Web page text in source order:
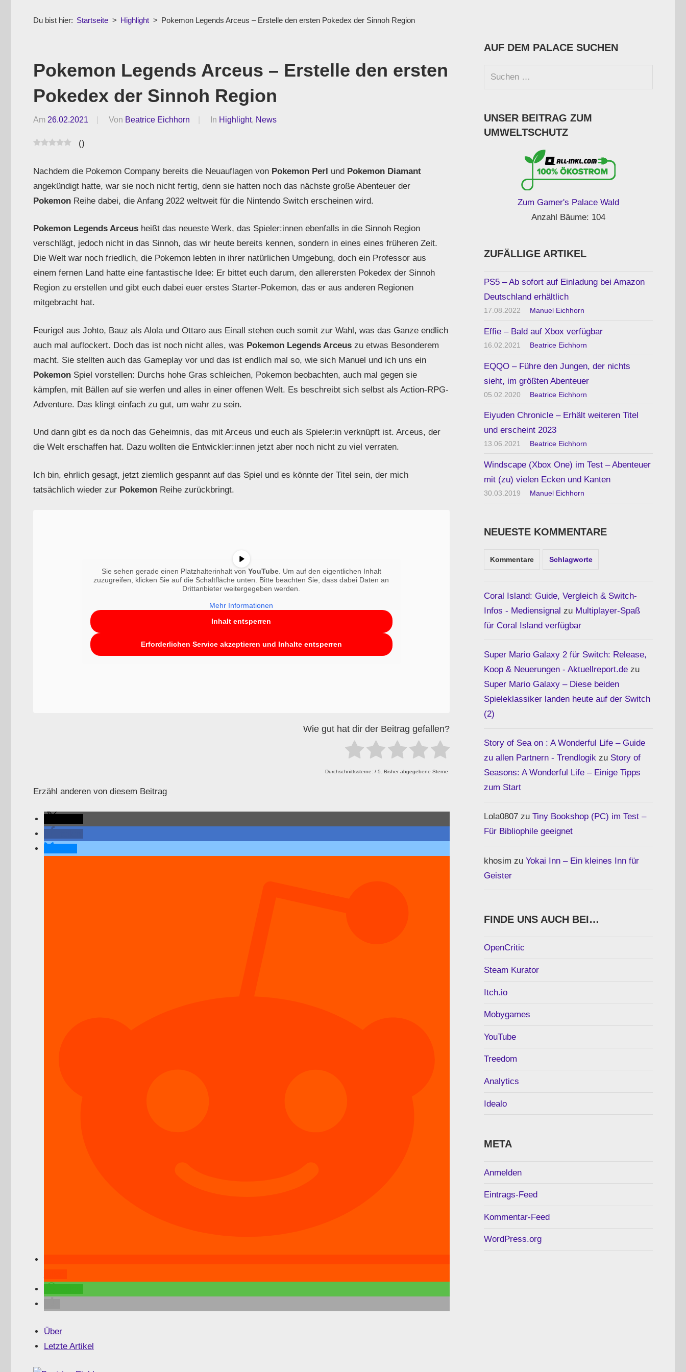
|
sum
Gaming-
Du bist hier: Startseite Highlight Pokemon Legends Arceus – Erstelle den ersten Pokedex der Sinnoh Region
Pokemon Legends Arceus – Erstelle den ersten
Pokedex der Sinnoh Region
Am 26.02.2021 Von Beatrice Eichhorn In Highlight, News
()
Nachdem die Pokemon Company bereits die Neuauflagen von Pokemon Perl und Pokemon Diamant
angekündigt hatte, war sie noch nicht fertig, denn sie hatten noch das nächste große Abenteuer der
PokemonReihe dabei, die Anfang 2022 weltweit für die Nintendo Switch erscheinen wird.
Pokemon Legends Arceusheißt das neueste Werk, das Spieler:innen ebenfalls in die Sinnoh Region
verschlägt, jedoch nicht in das Sinnoh, das wir heute bereits kennen, sondern in eines eines früheren Zeit.
Die Welt war noch friedlich, die Pokemon lebten in ihrer natürlichen Umgebung, doch ein Professor aus
einem fernen Land hatte eine fantastische Idee: Er bittet euch darum, den allerersten Pokedex der Sinnoh
Region zu erstellen und gibt euch dabei euer erstes Starter-Pokemon, das er aus anderen Regionen
mitgebracht hat.
Feurigel aus Johto, Bauz als Alola und Ottaro aus Einall stehen euch somit zur Wahl, was das Ganze endlich
auch mal auflockert. Doch das ist noch nicht alles, was Pokemon Legends Arceuszu etwas Besonderem
macht. Sie stellten auch das Gameplay vor und das ist endlich mal so, wie sich Manuel und ich uns ein
PokemonSpiel vorstellen: Durchs hohe Gras schleichen, Pokemon beobachten, auch mal gegen sie
kämpfen, mit Bällen auf sie werfen und alles in einer offenen Welt. Es beschreibt sich selbst als Action-RPG-
Adventure. Das klingt einfach zu gut, um wahr zu sein.
Und dann gibt es da noch das Geheimnis, das mit Arceus und euch als Spieler:in verknüpft ist. Arceus, der
die Welt erschaffen hat. Dazu wollten die Entwickler:innen jetzt aber noch nicht zu viel verraten.
Ich bin, ehrlich gesagt, jetzt ziemlich gespannt auf das Spiel und es könnte der Titel sein, der mich
tatsächlich wieder zur Pokemon Reihe zurückbringt.
Sie sehen gerade einen Platzhalterinhalt von YouTube. Um auf den eigentlichen Inhalt
zuzugreifen, klicken Sie auf die Schaltfläche unten. Bitte beachten Sie, dass dabei Daten an
Drittanbieter weitergegeben werden.
Mehr Informationen
Inhalt entsperren
Erforderlichen Service akzeptieren und Inhalte entsperren
Wie gut hat dir der Beitrag gefallen?
Durchschnittssterne: / 5. Bisher abgegebene Sterne:
Erzähl anderen von diesem Beitrag
Über
Letzte Artikel
AUF DEM PALACE SUCHEN
Suchen
UNSER BEITRAG ZUM
UMWELTSCHUTZ
Zum Gamer's Palace Wald
Anzahl Bäume: 104
ZUFÄLLIGE ARTIKEL
PS5 – Ab sofort auf Einladung bei Amazon
Deutschland erhältlich
17.08.2022 Manuel Eichhorn
Effie – Bald auf Xbox verfügbar
16.02.2021 Beatrice Eichhorn
EQQO – Führe den Jungen, der nichts
sieht, im größten Abenteuer
05.02.2020 Beatrice Eichhorn
Eiyuden Chronicle – Erhält weiteren Titel
und erscheint 2023
13.06.2021 Beatrice Eichhorn
Windscape (Xbox One) im Test – Abenteuer
mit (zu) vielen Ecken und Kanten
30.03.2019 Manuel Eichhorn
NEUESTE KOMMENTARE
Kommentare Schlagworte
Coral Island: Guide, Vergleich & Switch-
Infos - Mediensignal zu Multiplayer-Spaß
für Coral Island verfügbar
Super Mario Galaxy 2 für Switch: Release,
Koop & Neuerungen - Aktuellreport.de zu
Super Mario Galaxy – Diese beiden
Spieleklassiker landen heute auf der Switch
(2)
Story of Sea on : A Wonderful Life – Guide
zu allen Partnern - Trendlogik zu Story of
Seasons: A Wonderful Life – Einige Tipps
zum Start
Lola0807 zu Tiny Bookshop (PC) im Test –
Für Bibliophile geeignet
khosim zu Yokai Inn – Ein kleines Inn für
Geister
FINDE UNS AUCH BEI…
OpenCritic
Steam Kurator
Itch.io
Mobygames
YouTube
Treedom
Analytics
Idealo
META
Anmelden
Eintrags-Feed
Kommentar-Feed
WordPress.org